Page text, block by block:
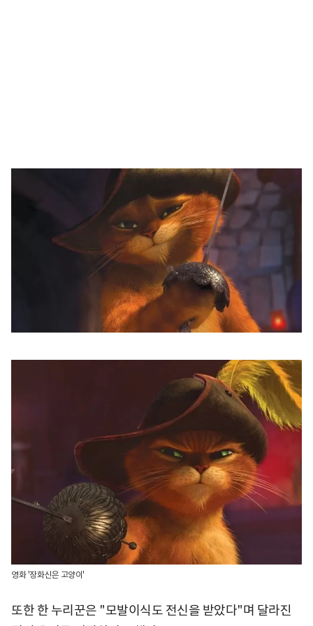
영화 '장화신은 고양이'
또한 한 누리꾼은 "모발이식도 전신을 받았다"며 달라진